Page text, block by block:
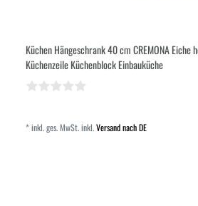
Küchen Hängeschrank 40 cm CREMONA Eiche
Küchenzeile Küchenblock Einbauküche
*inkl. ges. MwSt.inkl.Versand nach DE